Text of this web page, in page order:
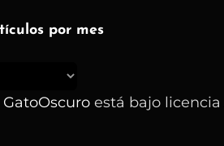
por mes
GatoOscuro está bajo licencia